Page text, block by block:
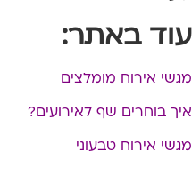
עוד באתר:
מגשי אירוח מומלצים
איך בוחרים שף לאירועים?
מגשי אירוח טבעוני